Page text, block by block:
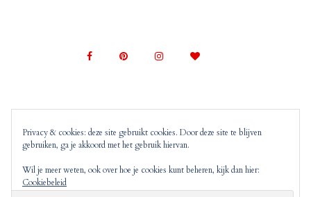
© 2022 Mom on Top |Copyright, Disclaimer en
PrivacyverklaringMom on Top bevat advertenties en
‘monitized of affiliated’ links. Dit wil zeggen dat
Privacy & cookies: deze site gebruikt cookies. Door deze site te blijven
gebruiken, ga je akkoord met het gebruik hiervan.
Wil je meer weten, ook over hoe je cookies kunt beheren, kijk dan hier:
Cookiebeleid